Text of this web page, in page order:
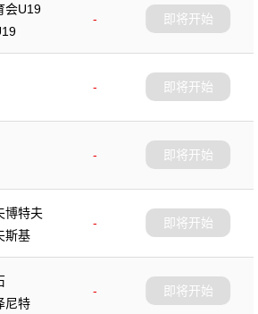
会U19
-
即将开始
-
即将开始
-
即将开始
博特夫
-
斯基
即将开始
-
尼特
即将开始